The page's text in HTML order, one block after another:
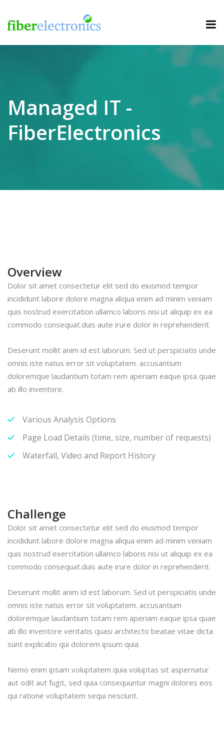
Managed IT -
FiberElectronics
Overview
Dolor sit amet consectetur elit sed do eiusmod tempor
incididunt labore dolore magna aliqua enim ad minim veniam
quis nostrud exercitation ullamco laboris nisi ut aliquip ex ea
commodo consequat.duis aute irure dolor in reprehenderit.
Deserunt mollit anim id est laborum. Sed ut perspiciatis unde
omnis iste natus error sit voluptatem. accusantium
doloremque laudantium totam rem aperiam eaque ipsa quae
ab illo inventore.
Various Analysis Options
Page Load Details (time, size, number of requests)
Waterfall, Video and Report History
Challenge
Dolor sit amet consectetur elit sed do eiusmod tempor
incididunt labore dolore magna aliqua enim ad minim veniam
quis nostrud exercitation ullamco laboris nisi ut aliquip ex ea
commodo consequat.duis aute irure dolor in reprehenderit.
Deserunt mollit anim id est laborum. Sed ut perspiciatis unde
omnis iste natus error sit voluptatem. accusantium
doloremque laudantium totam rem aperiam eaque ipsa quae
ab illo inventore veritatis quasi architecto beatae vitae dicta
sunt explicabo qui dolorem ipsum quia.
Nemo enim ipsam voluptatem quia voluptas sit aspernatur
aut odit aut fugit, sed quia consequuntur magni dolores eos
qui ratione voluptatem sequi nesciunt.